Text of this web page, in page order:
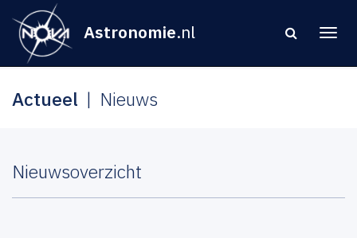
Astronomie.nl
Actueel Nieuws
Nieuwsoverzicht